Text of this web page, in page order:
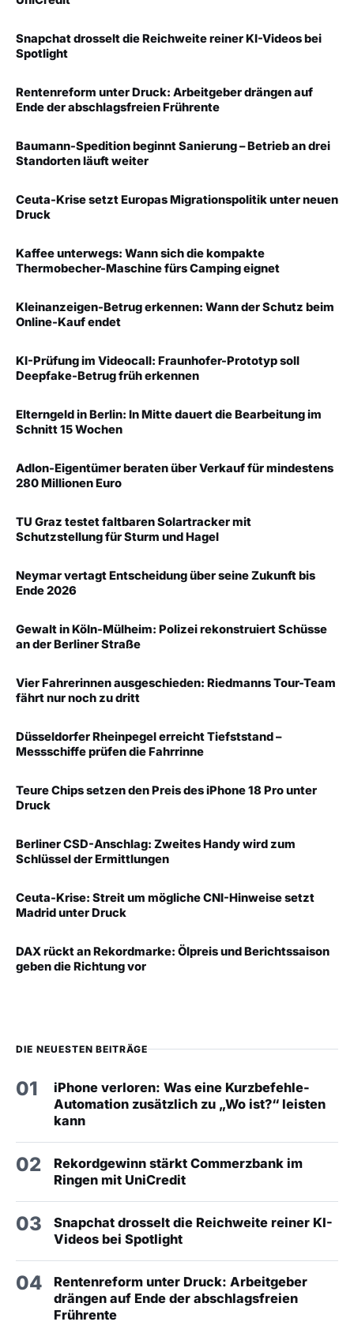
Snapchat drosselt die Reichweite reiner KI-Videos bei
Spotlight
Rentenreform unter Druck: Arbeitgeber drängen auf
Ende der abschlagsfreien Frührente
Baumann-Spedition beginnt Sanierung – Betrieb an drei
Standorten läuft weiter
Ceuta-Krise setzt Europas Migrationspolitik unter neuen
Druck
Kaffee unterwegs: Wann sich die kompakte
Thermobecher-Maschine fürs Camping eignet
Kleinanzeigen-Betrug erkennen: Wann der Schutz beim
Online-Kauf endet
KI-Prüfung im Videocall: Fraunhofer-Prototyp soll
Deepfake-Betrug früh erkennen
Elterngeld in Berlin: In Mitte dauert die Bearbeitung im
Schnitt 15 Wochen
Adlon-Eigentümer beraten über Verkauf für mindestens
280 Millionen Euro
TU Graz testet faltbaren Solartracker mit
Schutzstellung für Sturm und Hagel
Neymar vertagt Entscheidung über seine Zukunft bis
Ende 2026
Gewalt in Köln-Mülheim: Polizei rekonstruiert Schüsse
an der Berliner Straße
Vier Fahrerinnen ausgeschieden: Riedmanns Tour-Team
fährt nur noch zu dritt
Düsseldorfer Rheinpegel erreicht Tiefststand –
Messschiffe prüfen die Fahrrinne
Teure Chips setzen den Preis des iPhone 18 Pro unter
Druck
Berliner CSD-Anschlag: Zweites Handy wird zum
Schlüssel der Ermittlungen
Ceuta-Krise: Streit um mögliche CNI-Hinweise setzt
Madrid unter Druck
DAX rückt an Rekordmarke: Ölpreis und Berichtssaison
geben die Richtung vor
DIE NEUESTEN BEITRÄGE
01
iPhone verloren: Was eine Kurzbefehle-
Automation zusätzlich zu „Wo ist?“ leisten
kann
02
Rekordgewinn stärkt Commerzbank im
Ringen mit UniCredit
03
Snapchat drosselt die Reichweite reiner KI-
Videos bei Spotlight
04
Rentenreform unter Druck: Arbeitgeber
drängen auf Ende der abschlagsfreien
Frührente